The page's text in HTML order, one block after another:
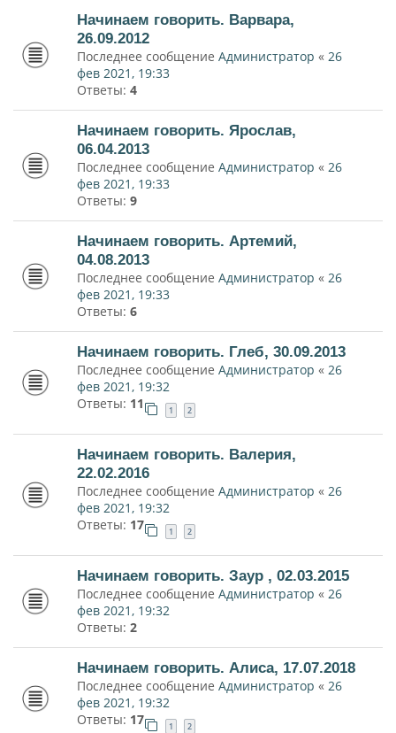
Начинаем говорить. Варвара,
26.09.2012
Последнее сообщение Администратор « 26
фев 2021, 19:33
Ответы: 4
Начинаем говорить. Ярослав,
06.04.2013
Последнее сообщение Администратор « 26
фев 2021, 19:33
Ответы: 9
Начинаем говорить. Артемий,
04.08.2013
Последнее сообщение Администратор « 26
фев 2021, 19:33
Ответы: 6
Начинаем говорить. Глеб, 30.09.2013
Последнее сообщение Администратор « 26
фев 2021, 19:32
Ответы: 11 1 2
Начинаем говорить. Валерия,
22.02.2016
Последнее сообщение Администратор « 26
фев 2021, 19:32
Ответы: 17 1 2
Начинаем говорить. Заур , 02.03.2015
Последнее сообщение Администратор « 26
фев 2021, 19:32
Ответы: 2
Начинаем говорить. Алиса, 17.07.2018
Последнее сообщение Администратор « 26
фев 2021, 19:32
Ответы: 17 1 2